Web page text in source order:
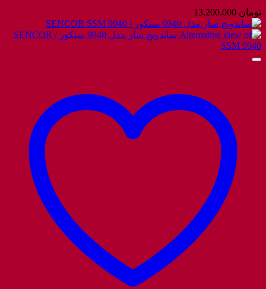
تومان